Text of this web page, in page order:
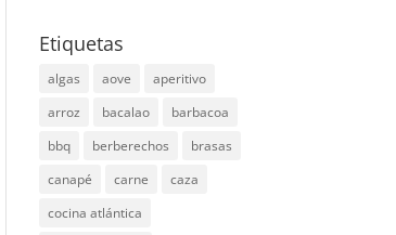
Etiquetas
algas aove
aperitivo
arroz
bacalao
barbacoa
bbq
berberechos
brasas
canapé
carne
caza
cocina atlántica